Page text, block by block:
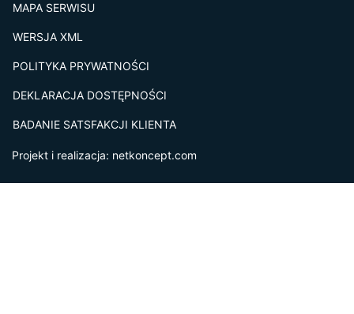
MAPA SERWISU
WERSJA XML
POLITYKA PRYWATNOŚCI
DEKLARACJA DOSTĘPNOŚCI
BADANIE SATSFAKCJI KLIENTA
Projekt i realizacja: netkoncept.com